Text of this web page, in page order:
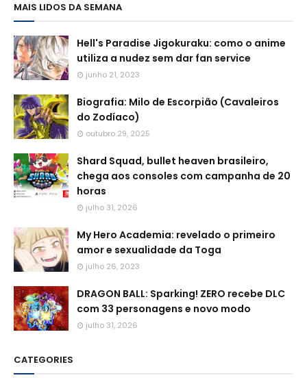
MAIS LIDOS DA SEMANA
Hell's Paradise Jigokuraku: como o anime
utiliza a nudez sem dar fan service
junho 21, 2023
Biografia: Milo de Escorpião (Cavaleiros
do Zodíaco)
outubro 29, 2025
Shard Squad, bullet heaven brasileiro,
chega aos consoles com campanha de 20
horas
julho 31, 2026
My Hero Academia: revelado o primeiro
amor e sexualidade da Toga
julho 26, 2023
DRAGON BALL: Sparking! ZERO recebe DLC
com 33 personagens e novo modo
julho 31, 2026
CATEGORIES